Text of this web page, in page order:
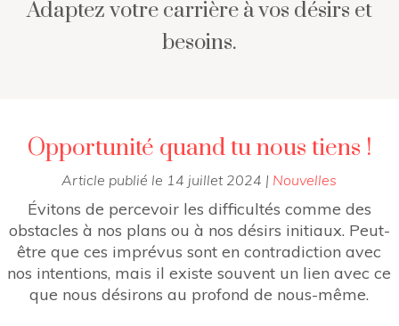
Adaptez votre carrière à vos désirs et
besoins.
Opportunité quand tu nous tiens !
Article publié le 14 juillet 2024 | Nouvelles
Évitons de percevoir les difficultés comme des
obstacles à nos plans ou à nos désirs initiaux. Peut-
être que ces imprévus sont en contradiction avec
nos intentions, mais il existe souvent un lien avec ce
que nous désirons au profond de nous-même.